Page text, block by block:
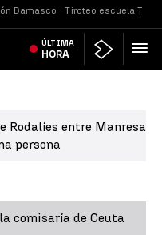
Damasco Tiroteo escuela
ÚLTIMA
HORA
entre Manresa
persona
comisaría de Ceuta